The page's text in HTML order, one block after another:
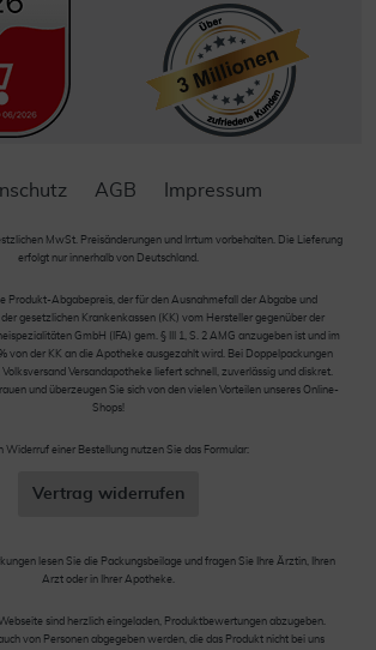
AGB Impressum
MwSt. Preisänderungen und Irrtum vorbehalten. Die Lieferung
erfolgt nur innerhalb von Deutschland.
Produkt-Abgabepreis, der für den Ausnahmefall der Abgabe und
gesetzlichen Krankenkassen (KK) vom Hersteller gegenüber der
GmbH (IFA) gem. § III 1, S. 2 AMG anzugeben ist und im
von der KK an die Apotheke ausgezahlt wird. Bei Doppelpackungen
Versandapotheke liefert schnell, zuverlässig und diskret.
und überzeugen Sie sich von den vielen Vorteilen unseres Online-
Shops!
Widerruf einer Bestellung nutzen Sie das Formular:
Vertrag widerrufen
lesen Sie die Packungsbeilage und fragen Sie Ihre Ärztin, Ihren
Arzt oder in Ihrer Apotheke.
sind herzlich eingeladen, Produktbewertungen abzugeben.
von Personen abgegeben werden, die das Produkt nicht bei uns